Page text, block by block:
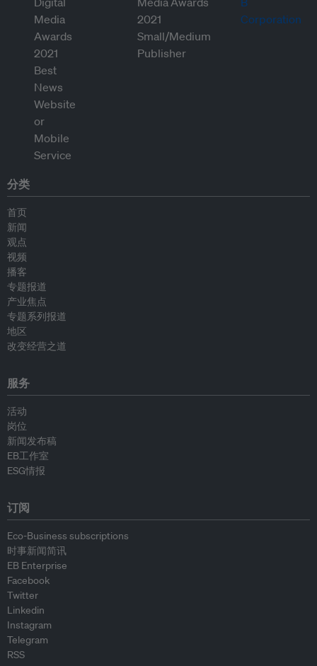
分类
首页
新闻
观点
视频
播客
专题报道
产业焦点
专题系列报道
地区
改变经营之道
服务
活动
岗位
新闻发布稿
EB工作室
ESG情报
订阅
Eco-Business subscriptions
时事新闻简讯
EB Enterprise
Facebook
Twitter
Linkedin
Instagram
Telegram
RSS